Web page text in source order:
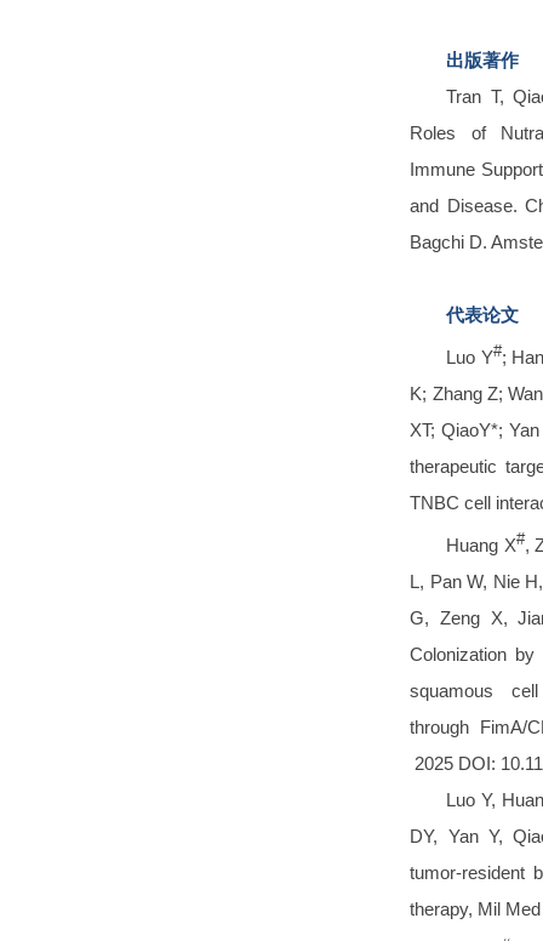
出版著作
Tran T,
Roles of
Immune
and Disease.
Bagchi D.
代表论文
Luo Y#;
K; Zhang Z;
XT; QiaoY*;
therapeutic
TNBC cell
Huang X#,
L, Pan W, Nie
G, Zeng X,
Colonization
squamous
through FimA/
2025 DOI:
Luo Y,
DY, Yan Y,
tumor-resident
therapy, Mil